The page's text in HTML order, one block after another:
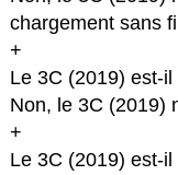
chargement sans
+
Le 3C (2019) est-
Non, le 3C (2019)
+
Le 3C (2019) est-